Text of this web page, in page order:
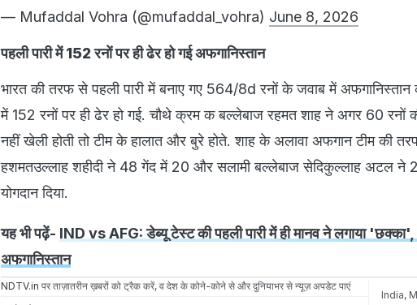
— Mufaddal Vohra (@mufaddal_vohra) June 8, 2026
पहली पारी में 152 रनों पर ही ढेर हो गई अफगानिस्तान
भारत की तरफ से पहली पारी में बनाए गए 564/8d रनों के जवाब में अफगानिस्तान
में 152 रनों पर ही ढेर हो गई. चौथे क्रम क बल्लेबाज रहमत शाह ने अगर 60 रनों
नहीं खेली होती तो टीम के हालात और बुरे होते. शाह के अलावा अफगान टीम की
हशमतउल्लाह शहीदी ने 48 गेंद में 20 और सलामी बल्लेबाज सेदिकुल्लाह अटल ने
योगदान दिया.
यह भी पढ़ें- IND vs AFG: डेब्यू टेस्ट की पहली पारी में ही मानव ने लगाया
अफगानिस्तान
NDTV.in पर ताज़ातरीन ख़बरों को ट्रैक करें, व देश के कोने-कोने से और दुनियाभर से न्यूज़ अपडेट पाएं
India,